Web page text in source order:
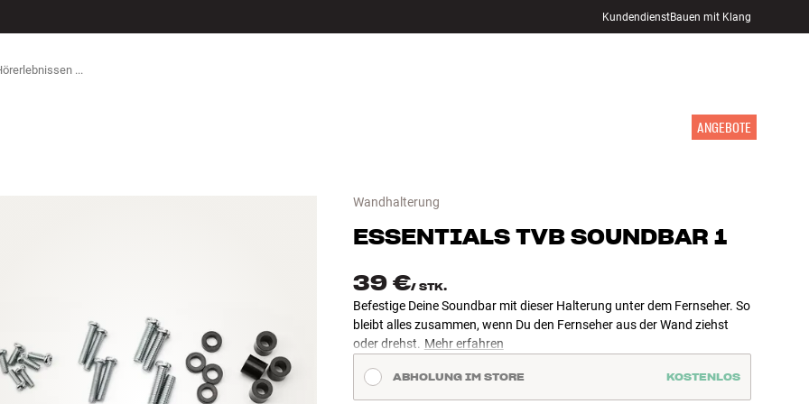
KundendienstBauen mit Klang
ANGEBOTE
Wandhalterung
ESSENTIALS TVB SOUNDBAR 1
39 €/ STK.
Befestige Deine Soundbar mit dieser Halterung unter dem Fernseher. So
bleibt alles zusammen, wenn Du den Fernseher aus der Wand ziehst
oder drehst. Mehr erfahren
ABHOLUNG IM STORE KOSTENLOS